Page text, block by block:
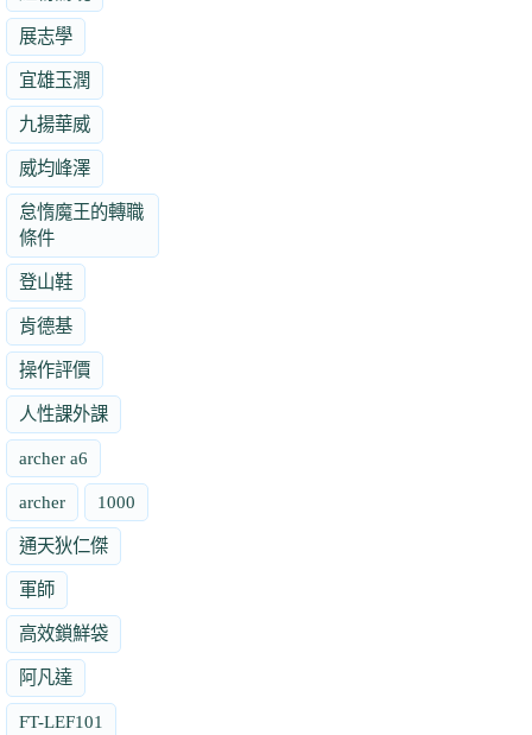
展志學
宜雄玉潤
九揚華威
威均峰澤
怠惰魔王的轉職
條件
登山鞋
肯德基
操作評價
人性課外課
archer a6
archer 1000
通天狄仁傑
軍師
高效鎖鮮袋
阿凡達
FT-LEF101